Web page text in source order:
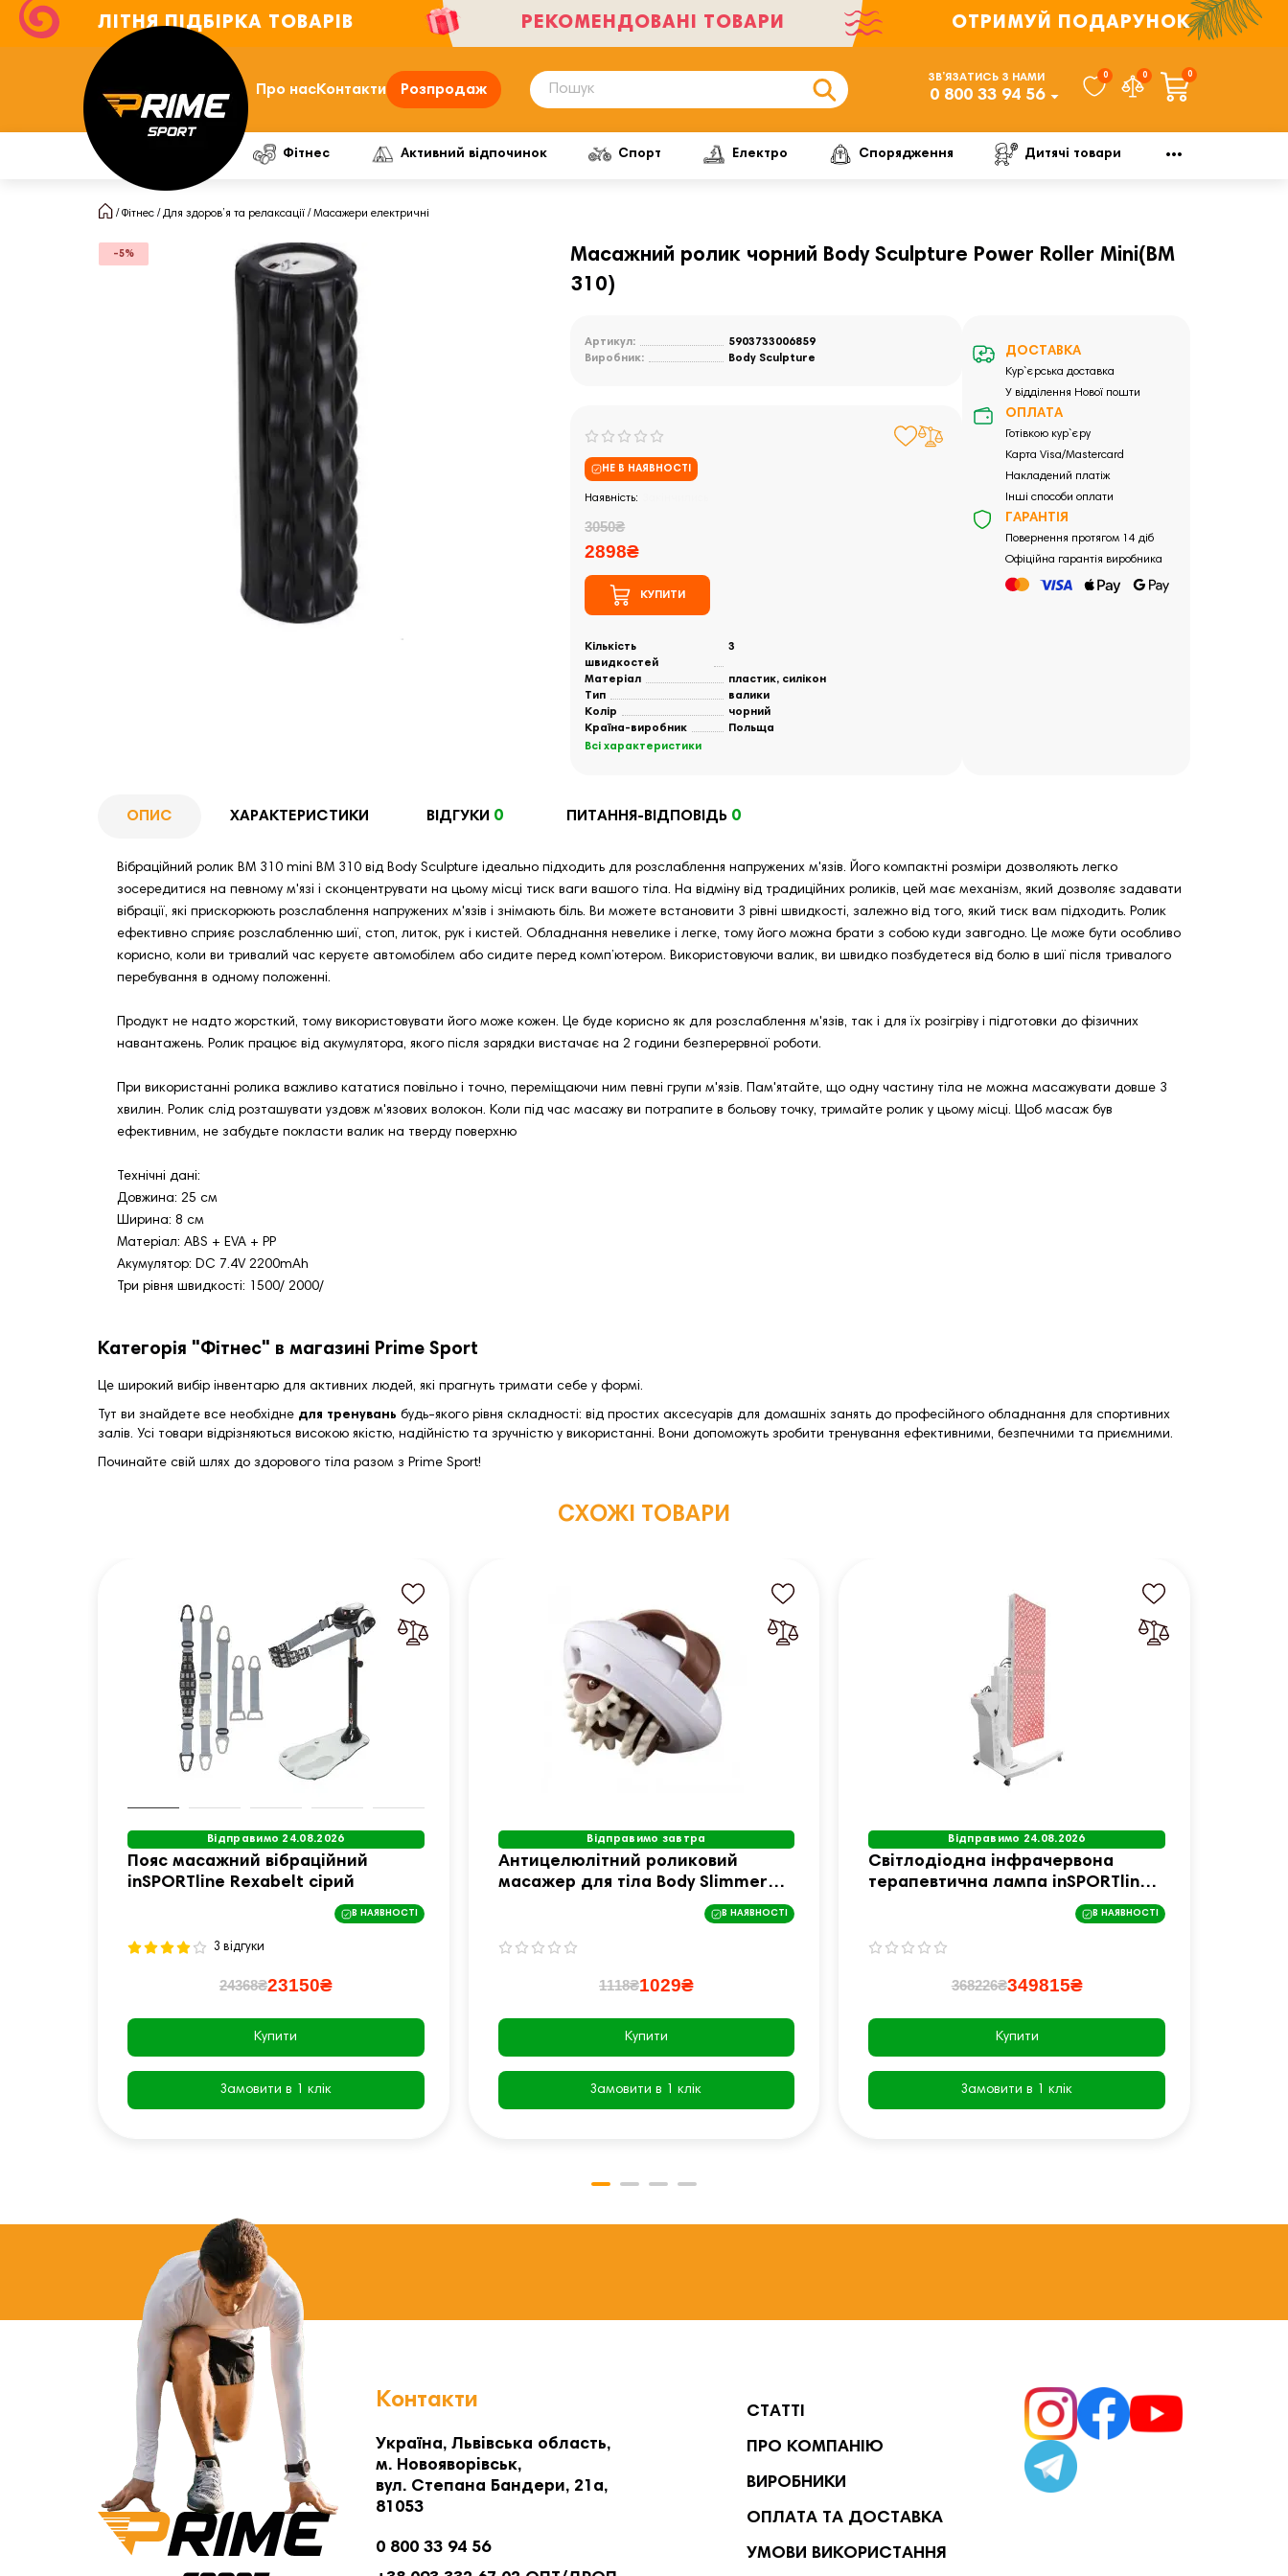
ЛІТНЯ ПІДБІРКА ТОВАРІВ РЕКОМЕНДОВАНІ ТОВАРИ ОТРИМУЙ ПОДАРУНОК
Про насКонтакти Розпродаж
ЗВ’ЯЗАТИСЬ З НАМИ
0 800 33 94 56
0 0 0
Фітнес Активний відпочинок Спорт Електро Спорядження Дитячі товари
Фітнес Для здоров’я та релаксації Масажери електричні
-5%
Масажний ролик чорний Body Sculpture Power Roller Mini(BM
310)
Артикул:
5903733006859
Виробник:
Body Sculpture
НЕ В НАЯВНОСТІ
3050₴
2898₴
КУПИТИ
Кількість
швидкостей
3
Матеріал
пластик, силікон
Тип
валики
Колір
чорний
Країна-виробник
Польща
Всі характеристики
ДОСТАВКА
Кур`єрська доставка
У відділення Нової пошти
ОПЛАТА
Готівкою кур`єру
Карта Visa/Mastercard
Накладений платіж
Інші способи оплати
ГАРАНТІЯ
Повернення протягом 14 діб
Офіційна гарантія виробника
ОПИС ХАРАКТЕРИСТИКИ ВІДГУКИ 0 ПИТАННЯ-ВІДПОВІДЬ 0
Вібраційний ролик BM 310 mini BM 310 від Body Sculpture ідеально підходить для розслаблення напружених м'язів. Його компактні розміри дозволяють легко
зосередитися на певному м'язі і сконцентрувати на цьому місці тиск ваги вашого тіла. На відміну від традиційних роликів, цей має механізм, який дозволяє задавати
вібрації, які прискорюють розслаблення напружених м'язів і знімають біль. Ви можете встановити 3 рівні швидкості, залежно від того, який тиск вам підходить. Ролик
ефективно сприяє розслабленню шиї, стоп, литок, рук і кистей. Обладнання невелике і легке, тому його можна брати з собою куди завгодно. Це може бути особливо
корисно, коли ви тривалий час керуєте автомобілем або сидите перед комп’ютером. Використовуючи валик, ви швидко позбудетеся від болю в шиї після тривалого
перебування в одному положенні.
Продукт не надто жорсткий, тому використовувати його може кожен. Це буде корисно як для розслаблення м'язів, так і для їх розігріву і підготовки до фізичних
навантажень. Ролик працює від акумулятора, якого після зарядки вистачає на 2 години безперервної роботи.
При використанні ролика важливо кататися повільно і точно, переміщаючи ним певні групи м'язів. Пам'ятайте, що одну частину тіла не можна масажувати довше 3
хвилин. Ролик слід розташувати уздовж м'язових волокон. Коли під час масажу ви потрапите в больову точку, тримайте ролик у цьому місці. Щоб масаж був
ефективним, не забудьте покласти валик на тверду поверхню
Технічні дані:
Довжина: 25 см
Ширина: 8 см
Матеріал: ABS + EVA + PP
Акумулятор: DC 7.4V 2200mAh
Три рівня швидкості: 1500/ 2000/
Категорія "Фітнес" в магазині Prime Sport
Це широкий вибір інвентарю для активних людей, які прагнуть тримати себе у формі.
Тут ви знайдете все необхідне для тренувань будь-якого рівня складності: від простих аксесуарів для домашніх занять до професійного обладнання для спортивних
залів. Усі товари відрізняються високою якістю, надійністю та зручністю у використанні. Вони допоможуть зробити тренування ефективними, безпечними та приємними.
Починайте свій шлях до здорового тіла разом з Prime Sport!
СХОЖІ ТОВАРИ
Відправимо 24.08.2026
Пояс масажний вібраційний
inSPORTline Rexabelt сірий
В НАЯВНОСТІ
3 відгуки
24368₴23150₴
Купити
Замовити в 1 клік
Відправимо завтра
Антицелюлітний роликовий
масажер для тіла Body Slimmer
В НАЯВНОСТІ
1118₴1029₴
Купити
Замовити в 1 клік
Відправимо 24.08.2026
Світлодіодна інфрачервона
терапевтична лампа inSPORTline
В НАЯВНОСТІ
368226₴349815₴
Купити
Замовити в 1 клік
Контакти
Україна, Львівська область,
м. Новояворівськ,
вул. Степана Бандери, 21а,
81053
0 800 33 94 56
СТАТТІ
ПРО КОМПАНІЮ
ВИРОБНИКИ
ОПЛАТА ТА ДОСТАВКА
УМОВИ ВИКОРИСТАННЯ